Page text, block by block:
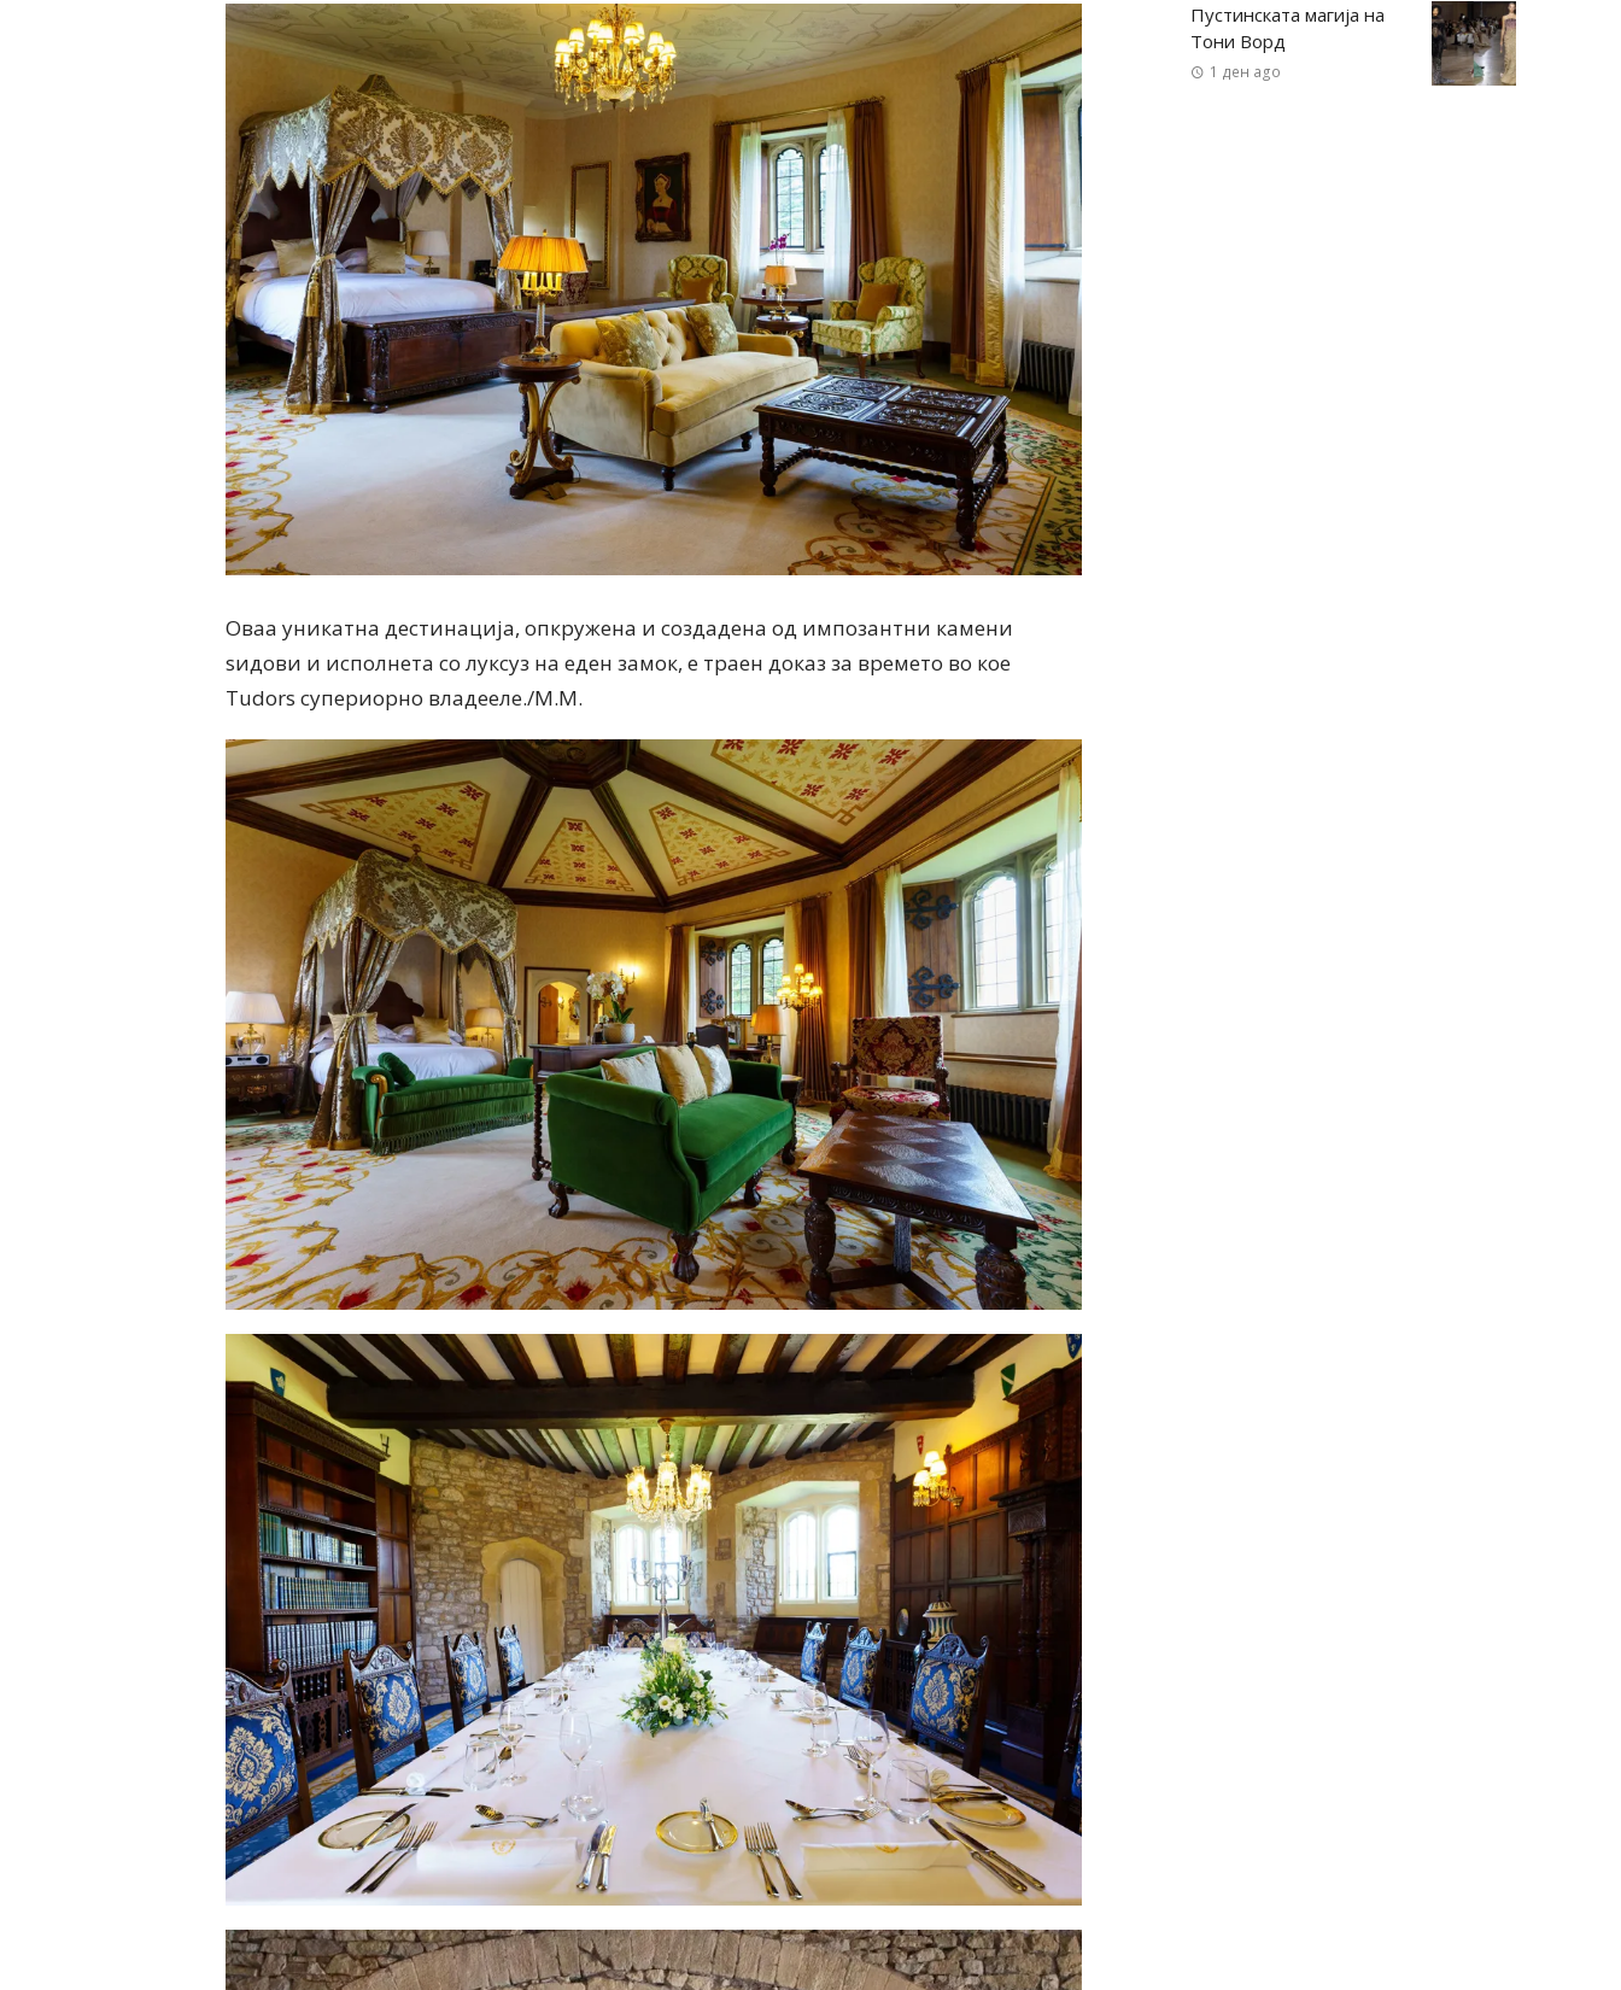
Оваа уникатна дестинација, опкружена и создадена од импозантни камени
sидови и исполнета со луксуз на еден замок, е траен доказ за времето во кое
Tudors супериорно владееле./М.М.
Пустинската магија на
Тони Ворд
1 ден ago